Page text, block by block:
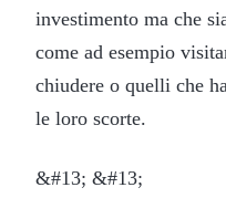
investimento ma che
come ad esempio
chiudere o quelli che
le loro scorte.
&#13; &#13;